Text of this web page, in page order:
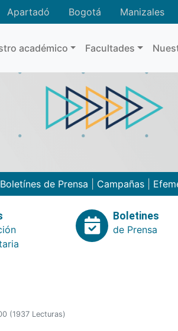
Apartadó Bogotá Manizales
académico Facultades
Boletínes de Prensa Campañas
Boletines
de Prensa
(1937 Lecturas)